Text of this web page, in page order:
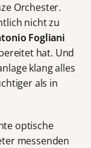
Orchester.
nicht zu
Fogliani
hat. Und
klang alles
als in
optische
messenden